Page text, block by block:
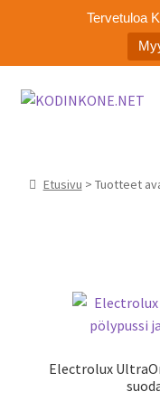
Tervetuloa
Siirry
Siirry
Asiakaspalvelu
Etusivu > Tuotteet
Electrolux